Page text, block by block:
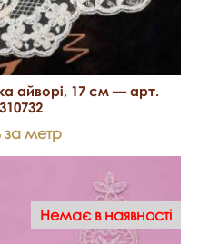
айворі, 17 см — арт.
за метр
Немає в наявності